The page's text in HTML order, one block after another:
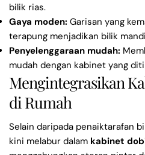
bilik rias.
Gaya moden: Garisan yang
terapung menjadikan bilik
Penyelenggaraan mudah:
mudah dengan kabinet yang
Mengintegrasikan
di Rumah
Selain daripada penaiktarafan
kini melabur dalam kabinet